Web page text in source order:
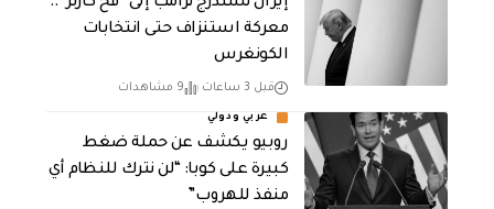
معركة استنزاف حتى انتخابات
الكونغرس
قبل 3 ساعات 9 مشاهدات
عربي ودولي
روبيو يكشف عن حملة ضغط
كبيرة على كوبا: “لن نترك للنظام أي
منفذ للهروب”